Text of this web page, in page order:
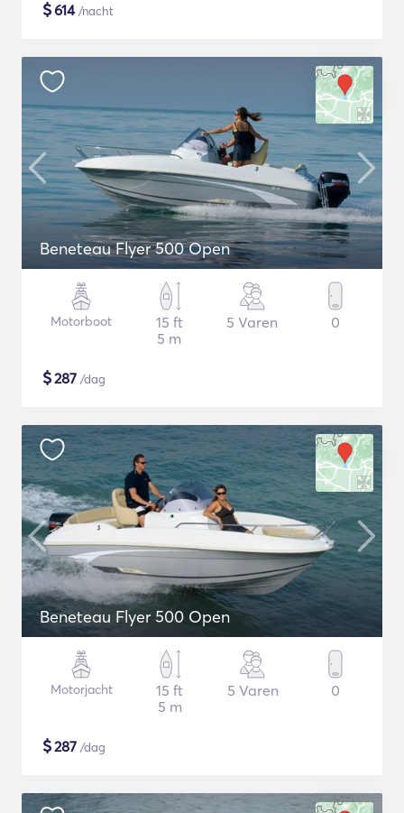
$614/nacht
Beneteau Flyer 500 Open
Motorboot
15 ft
5 m
5 Varen 0
$287 /dag
Beneteau Flyer 500 Open
Motorjacht
15 ft
5 m
5 Varen 0
$287 /dag